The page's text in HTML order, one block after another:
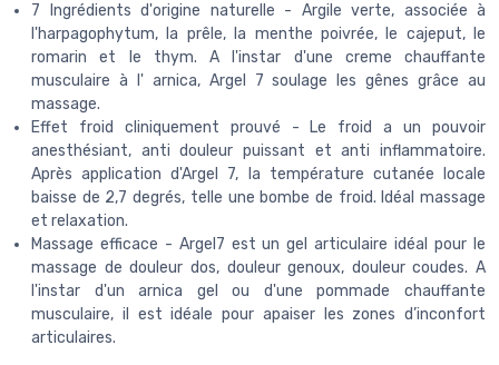
7 Ingrédients d'origine naturelle - Argile verte, associée à
l'harpagophytum, la prêle, la menthe poivrée, le cajeput, le
romarin et le thym. A l'instar d'une creme chauffante
musculaire à l' arnica, Argel 7 soulage les gênes grâce au
massage.
Effet froid cliniquement prouvé - Le froid a un pouvoir
anesthésiant, anti douleur puissant et anti inflammatoire.
Après application d'Argel 7, la température cutanée locale
baisse de 2,7 degrés, telle une bombe de froid. Idéal massage
et relaxation.
Massage efficace - Argel7 est un gel articulaire idéal pour le
massage de douleur dos, douleur genoux, douleur coudes. A
l'instar d'un arnica gel ou d'une pommade chauffante
musculaire, il est idéale pour apaiser les zones d’inconfort
articulaires.